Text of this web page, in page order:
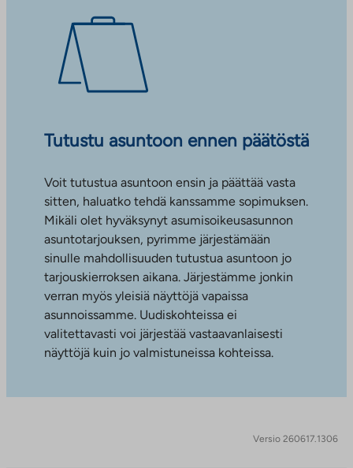
Tutustu asuntoon ennen päätöstä
Voit tutustua asuntoon ensin ja päättää vasta
sitten, haluatko tehdä kanssamme sopimuksen.
Mikäli olet hyväksynyt asumisoikeusasunnon
asuntotarjouksen, pyrimme järjestämään
sinulle mahdollisuuden tutustua asuntoon jo
tarjouskierroksen aikana. Järjestämme jonkin
verran myös yleisiä näyttöjä vapaissa
asunnoissamme. Uudiskohteissa ei
valitettavasti voi järjestää vastaavanlaisesti
näyttöjä kuin jo valmistuneissa kohteissa.
Versio 260617.1306